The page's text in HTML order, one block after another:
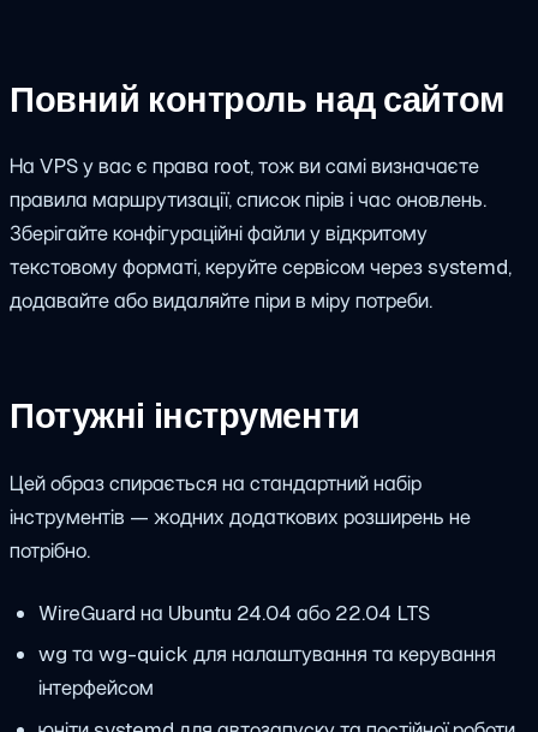
Повний контроль над сайтом
На VPS у вас є права root, тож ви самі визначаєте
правила маршрутизації, список пірів і час оновлень.
Зберігайте конфігураційні файли у відкритому
текстовому форматі, керуйте сервісом через systemd,
додавайте або видаляйте піри в міру потреби.
Потужні інструменти
Цей образ спирається на стандартний набір
інструментів — жодних додаткових розширень не
потрібно.
WireGuard на Ubuntu 24.04 або 22.04 LTS
wg та wg-quick для налаштування та керування
інтерфейсом